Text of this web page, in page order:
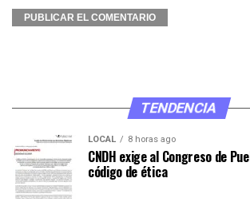
TENDENCIA
LOCAL 8 horas ago
CNDH exige al Congreso de
código de ética